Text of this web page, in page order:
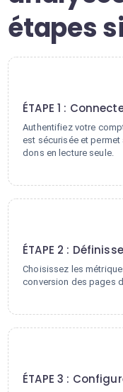
étapes
ÉTAPE 1 :
Authentifiez votre
est sécurisée et
dons en lecture seule.
ÉTAPE 2 :
Choisissez les
conversion des pages
ÉTAPE 3 :